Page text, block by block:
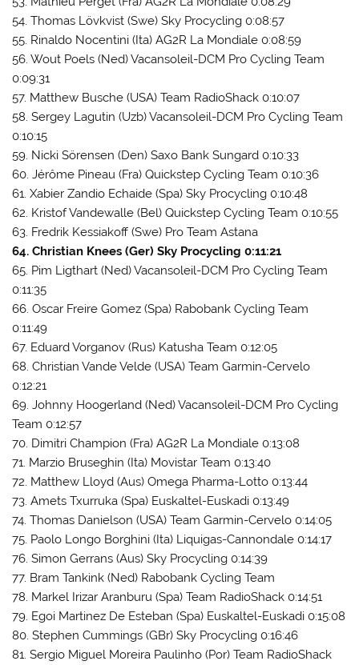
54. Thomas Lövkvist (Swe) Sky Procycling 0:08:57
55. Rinaldo Nocentini (Ita) AG2R La Mondiale 0:08:59
56. Wout Poels (Ned) Vacansoleil-DCM Pro Cycling Team
0:09:31
57. Matthew Busche (USA) Team RadioShack 0:10:07
58. Sergey Lagutin (Uzb) Vacansoleil-DCM Pro Cycling Team
0:10:15
59. Nicki Sörensen (Den) Saxo Bank Sungard 0:10:33
60. Jérôme Pineau (Fra) Quickstep Cycling Team 0:10:36
61. Xabier Zandio Echaide (Spa) Sky Procycling 0:10:48
62. Kristof Vandewalle (Bel) Quickstep Cycling Team 0:10:55
63. Fredrik Kessiakoff (Swe) Pro Team Astana
64. Christian Knees (Ger) Sky Procycling 0:11:21
65. Pim Ligthart (Ned) Vacansoleil-DCM Pro Cycling Team
0:11:35
66. Oscar Freire Gomez (Spa) Rabobank Cycling Team
0:11:49
67. Eduard Vorganov (Rus) Katusha Team 0:12:05
68. Christian Vande Velde (USA) Team Garmin-Cervelo
0:12:21
69. Johnny Hoogerland (Ned) Vacansoleil-DCM Pro Cycling
Team 0:12:57
70. Dimitri Champion (Fra) AG2R La Mondiale 0:13:08
71. Marzio Bruseghin (Ita) Movistar Team 0:13:40
72. Matthew Lloyd (Aus) Omega Pharma-Lotto 0:13:44
73. Amets Txurruka (Spa) Euskaltel-Euskadi 0:13:49
74. Thomas Danielson (USA) Team Garmin-Cervelo 0:14:05
75. Paolo Longo Borghini (Ita) Liquigas-Cannondale 0:14:17
76. Simon Gerrans (Aus) Sky Procycling 0:14:39
77. Bram Tankink (Ned) Rabobank Cycling Team
78. Markel Irizar Aranburu (Spa) Team RadioShack 0:14:51
79. Egoi Martinez De Esteban (Spa) Euskaltel-Euskadi 0:15:08
80. Stephen Cummings (GBr) Sky Procycling 0:16:46
81. Sergio Miguel Moreira Paulinho (Por) Team RadioShack